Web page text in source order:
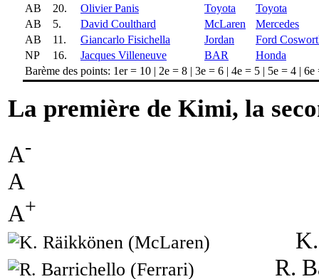
AB
20. Olivier Panis Toyota
Toyota
AB
5. David Coulthard McLaren
Mercedes
AB
11. Giancarlo Fisichella Jordan
Ford
NP
16. Jacques Villeneuve BAR
Honda
Barème des points: 1er = 10 | 2e = 8 | 3e = 6 | 4e = 5 | 5e = 4 |
La première de Kimi, la
A-
A
A+
R.